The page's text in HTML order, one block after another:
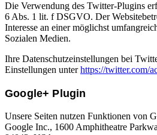
Die Verwendung des Twitter-Plugins
6 Abs. 1 lit. f DSGVO. Der
Interesse an einer möglichst
Sozialen Medien.
Ihre Datenschutzeinstellungen bei
Einstellungen unterhttps://twitter.com/
Google+ Plugin
Unsere Seiten nutzen Funktionen von
Google Inc., 1600 Amphitheatre